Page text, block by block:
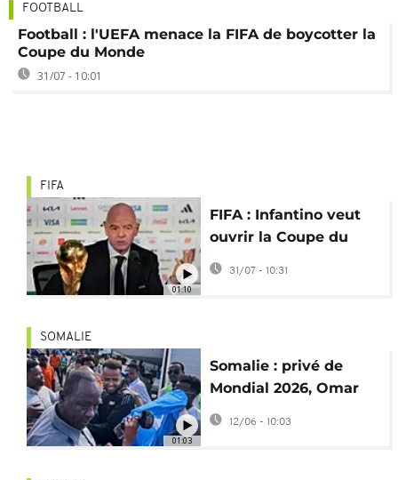
FOOTBALL
Football : l'UEFA menace la FIFA de boycotter la
Coupe du Monde
31/07 - 10:01
01:10
FIFA
FIFA : Infantino veut
ouvrir la Coupe du
monde aux
investisseurs privés
31/07 - 10:31
01:03
SOMALIE
Somalie : privé de
Mondial 2026, Omar
Artan arbitrera la
Supercoupe de l'UEFA
12/06 - 10:03